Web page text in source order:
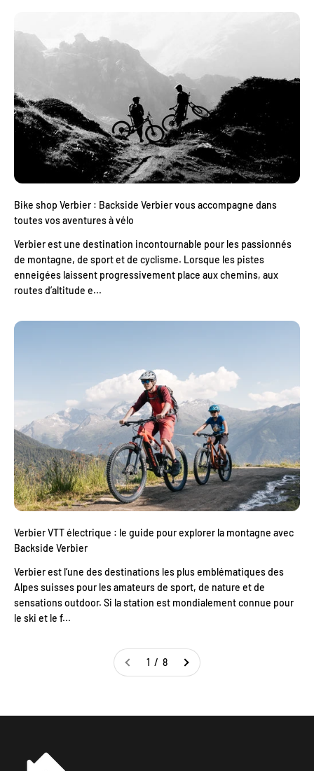
Bike shop Verbier : Backside Verbier vous accompagne dans
toutes vos aventures à vélo
Verbier est une destination incontournable pour les passionnés
de montagne, de sport et de cyclisme. Lorsque les pistes
enneigées laissent progressivement place aux chemins, aux
routes d’altitude e...
Verbier VTT électrique : le guide pour explorer la montagne avec
Backside Verbier
Verbier est l’une des destinations les plus emblématiques des
Alpes suisses pour les amateurs de sport, de nature et de
sensations outdoor. Si la station est mondialement connue pour
le ski et le f...
1 / 8